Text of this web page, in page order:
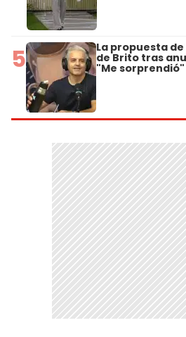
5 La propuesta
de Brito tras
"Me sorprendió"